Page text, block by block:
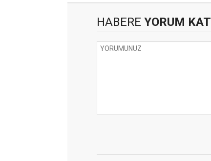
HABERE YORUM KAT